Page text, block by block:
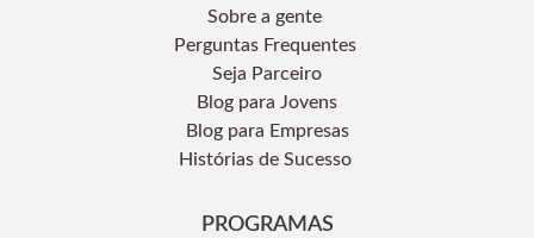
Sobre a gente
Perguntas Frequentes
Seja Parceiro
Blog para Jovens
Blog para Empresas
Histórias de Sucesso
PROGRAMAS